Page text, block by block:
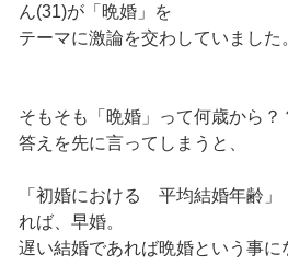
ん(31)が「晩婚」を
テーマに激論を交わしていました
そもそも「晩婚」って何歳から？
答えを先に言ってしまうと、
「初婚における 平均結婚年齢
れば、早婚。
遅い結婚であれば晩婚という事に